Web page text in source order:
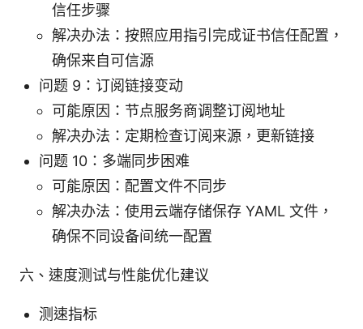
信任步骤
解决办法：按照应用指引完成证书信任配置，
确保来自可信源
问题 9：订阅链接变动
可能原因：节点服务商调整订阅地址
解决办法：定期检查订阅来源，更新链接
问题 10：多端同步困难
可能原因：配置文件不同步
解决办法：使用云端存储保存 YAML 文件，
确保不同设备间统一配置
六、速度测试与性能优化建议
测速指标